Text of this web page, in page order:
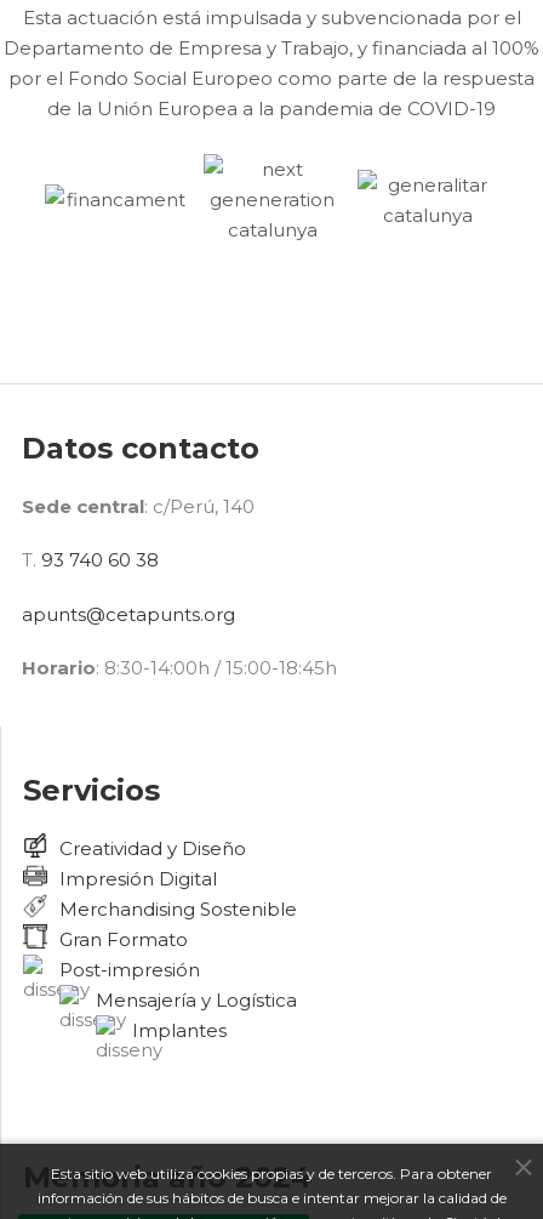
Esta actuación está impulsada y subvencionada por el
Departamento de Empresa y Trabajo, y financiada al 100%
por el Fondo Social Europeo como parte de la respuesta
de la Unión Europea a la pandemia de COVID-19
Datos contacto
Sede central: c/Perú, 140
T. 93 740 60 38
apunts@cetapunts.org
Horario: 8:30-14:00h / 15:00-18:45h
Servicios
Creatividad y Diseño
Impresión Digital
Merchandising Sostenible
Gran Formato
Post-impresión
Mensajería y Logística
Implantes
Memoria año 2024
Esta sitio web utiliza cookies propias y de terceros. Para obtener
información de sus hábitos de busca e intentar mejorar la calidad de